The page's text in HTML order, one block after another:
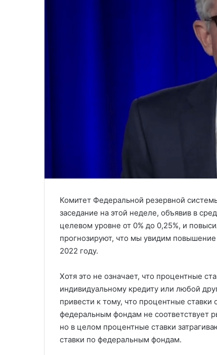
Комитет Федеральной резервной
заседание на этой неделе, объявив в
целевом уровне от 0% до 0,25%, и
прогнозируют, что мы увидим
2022 году.
Хотя это не означает, что процентные
индивидуальному кредиту или любой
привести к тому, что процентные
федеральным фондам не соответствует
но в целом процентные ставки
ставки по федеральным фондам.